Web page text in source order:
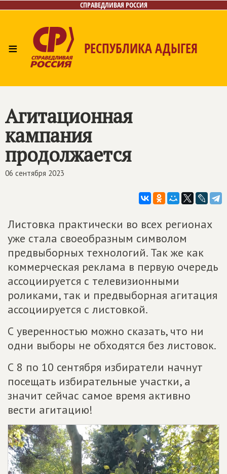
СПРАВЕДЛИВАЯ РОССИЯ
≡ РЕСПУБЛИКА АДЫГЕЯ
Агитационная
кампания
продолжается
06 сентября 2023
Листовка практически во всех регионах
уже стала своеобразным символом
предвыборных технологий. Так же как
коммерческая реклама в первую очередь
ассоциируется с телевизионными
роликами, так и предвыборная агитация
ассоциируется с листовкой.
С уверенностью можно сказать, что ни
одни выборы не обходятся без листовок.
С 8 по 10 сентября избиратели начнут
посещать избирательные участки, а
значит сейчас самое время активно
вести агитацию!